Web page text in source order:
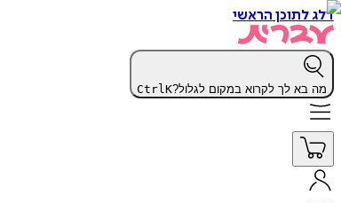
דלג לתוכן הראשי
מה בא לך לקרוא במקום לגלול? CtrlK